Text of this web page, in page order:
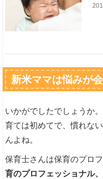
新米ママは悩みが
いかがでしたでしょうか
育ては初めてで、慣れな
んよね。
保育士さんは保育のプロ
育のプロフェッショナル